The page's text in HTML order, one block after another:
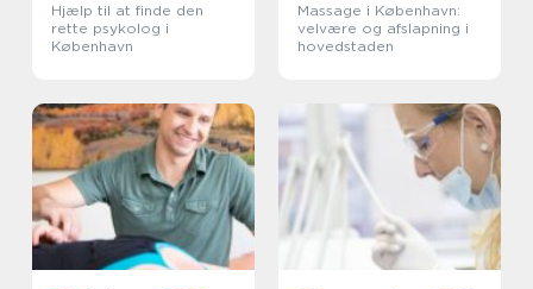
Hjælp til at finde den
rette psykolog i
København
Massage i København:
velvære og afslapning i
hovedstaden